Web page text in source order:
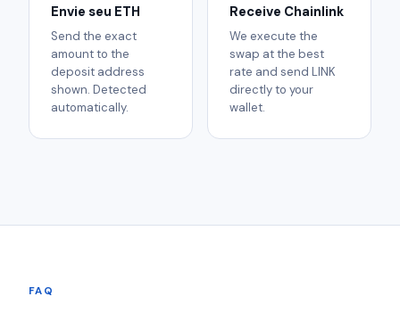
Envie seu ETH
Send the exact
amount to the
deposit address
shown. Detected
automatically.
Receive Chainlink
We execute the
swap at the best
rate and send LINK
directly to your
wallet.
FAQ